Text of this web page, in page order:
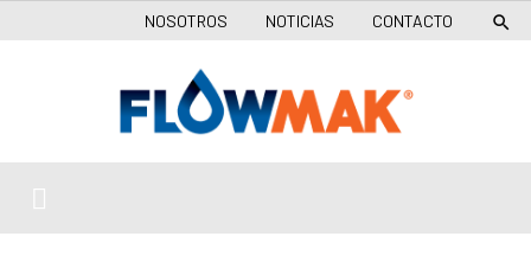
NOSOTROS NOTICIAS CONTACTO 